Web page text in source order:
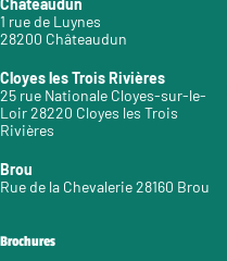
Châteaudun
1 rue de Luynes
28200 Châteaudun
Cloyes les Trois Rivières
25 rue Nationale Cloyes-sur-le-
Loir 28220 Cloyes les Trois
Rivières
Brou
Rue de la Chevalerie 28160 Brou
Brochures